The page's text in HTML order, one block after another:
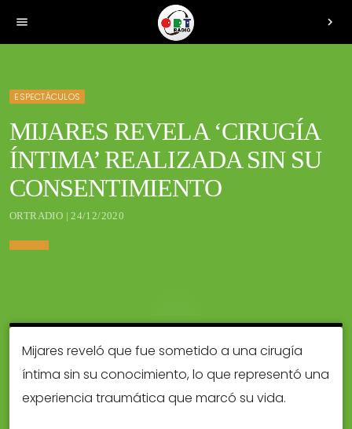
menu chevron_right
ESPECTÁCULOS
MIJARES REVELA ‘CIRUGÍA
ÍNTIMA’ REALIZADA SIN SU
CONSENTIMIENTO
ORTRADIO | 24/12/2020
Mijares reveló que fue sometido a una cirugía
íntima sin su conocimiento, lo que representó una
experiencia traumática que marcó su vida.